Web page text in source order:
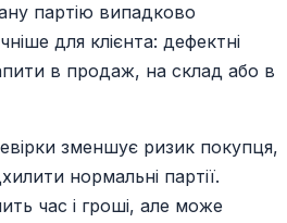
партію випадково
для клієнта: дефектні
в продаж, на склад або в
зменшує ризик покупця,
нормальні партії.
час і гроші, але може